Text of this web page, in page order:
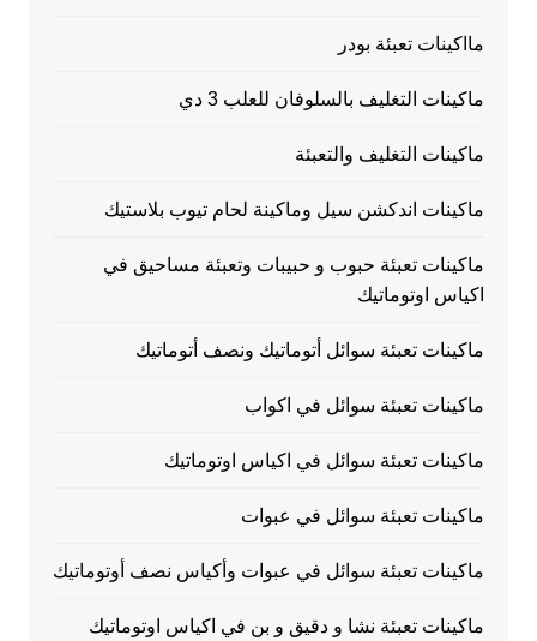
مااكينات تعبئة بودر
ماكينات التغليف بالسلوفان للعلب 3 دي
ماكينات التغليف والتعبئة
ماكينات اندكشن سيل وماكينة لحام تيوب بلاستيك
ماكينات تعبئة حبوب و حبيبات وتعبئة مساحيق في
اكياس اوتوماتيك
ماكينات تعبئة سوائل أتوماتيك ونصف أتوماتيك
ماكينات تعبئة سوائل في اكواب
ماكينات تعبئة سوائل في اكياس اوتوماتيك
ماكينات تعبئة سوائل في عبوات
ماكينات تعبئة سوائل في عبوات وأكياس نصف أوتوماتيك
ماكينات تعبئة نشا و دقيق و بن في اكياس اوتوماتيك